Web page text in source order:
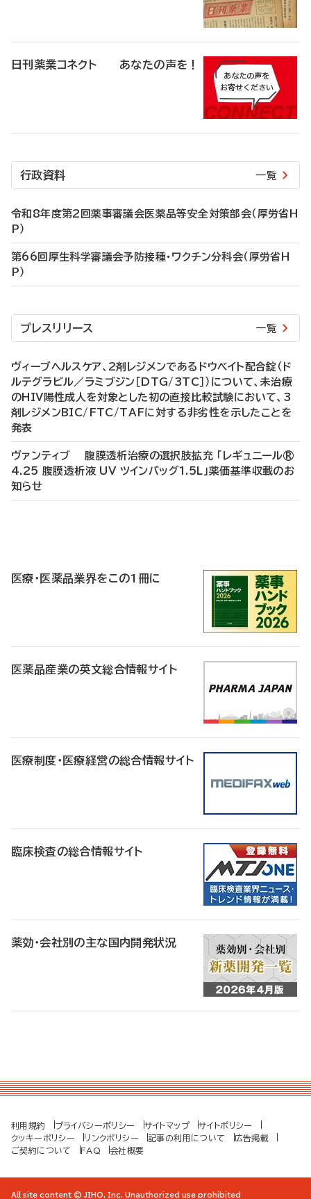
日刊薬業コネクト あなたの声を！
行政資料 一覧
令和8年度第2回薬事審議会医薬品等安全対策部会（厚労省H
P）
第66回厚生科学審議会予防接種・ワクチン分科会（厚労省H
P）
プレスリリース 一覧
ヴィーブヘルスケア、2剤レジメンであるドウベイト配合錠（ド
ルテグラビル／ラミブジン［DTG/3TC］）について、未治療
のHIV陽性成人を対象とした初の直接比較試験において、3
剤レジメンBIC/FTC/TAFに対する非劣性を示したことを
発表
ヴァンティブ 腹膜透析治療の選択肢拡充 「レギュニール®
4.25 腹膜透析液 UV ツインバッグ1.5L」薬価基準収載のお
知らせ
医療・医薬品業界をこの1冊に
医薬品産業の英文総合情報サイト
医療制度・医療経営の総合情報サイト
臨床検査の総合情報サイト
薬効・会社別の主な国内開発状況
利用規約 プライバシーポリシー サイトマップ
サイトポリシー
クッキーポリシー
リンクポリシー 記事の利用について
広告掲載
ご契約について
FAQ 会社概要
All site content © JIHO, Inc. Unauthorized use prohibited